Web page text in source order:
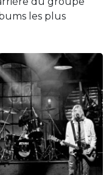
les plus